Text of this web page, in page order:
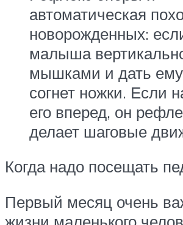
автоматическая
новорожденных:
малыша
мышками и дать ему
согнет ножки. Если
его вперед, он
делает шаговые
Когда надо посещать
Первый месяц очень